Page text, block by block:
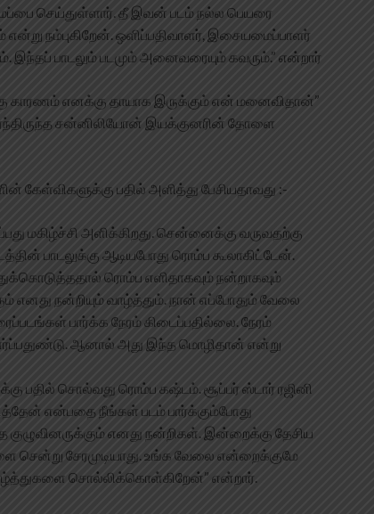
செய்துள்ளார். தீ இவன் படம் நல்ல பெயரை
நம்புகிறேன். ஒளிப்பதிவாளர், இசையமைப்பாளர்
இந்தப் பாடலும் படமும் அனைவரையும் கவரும்.” என்றார்
காரணம் எனக்கு தாயாக இருக்கும் என் மனைவிதான்”
சன்னிலியோன் இயக்குனரின் தோளை
பதில் அளித்து பேசியதாவது :-
மகிழ்ச்சி அளிக்கிறது. சென்னைக்கு வருவதற்கு
பாடலுக்கு ஆடியபோது ரொம்ப கூலாகிட்டேன்.
ரொம்ப எளிதாகவும் நன்றாகவும்
எனது நன்றியும் வாழ்த்தும். நான் எப்போதும் வேலை
பார்க்க நேரம் கிடைப்பதில்லை. நேரம்
ஆனால் அது இந்த மொழிதான் என்று
பதில் சொல்வது ரொம்ப கஷ்டம். சூப்பர் ஸ்டார் ரஜினி
என்பதை நீங்கள் படம் பார்க்கும்போது
எனது நன்றிகள். இன்றைக்கு தேசிய
சேரமுடியாது. உங்க வேலை என்றைக்குமே
சொல்லிக்கொள்கிறேன்” என்றார்.